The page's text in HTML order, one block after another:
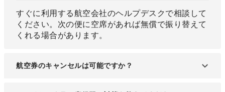
すぐに利用する航空会社のヘルプデスクで相談して
ください。次の便に空席があれば無償で振り替えて
くれる場合があります。
航空券のキャンセルは可能ですか？